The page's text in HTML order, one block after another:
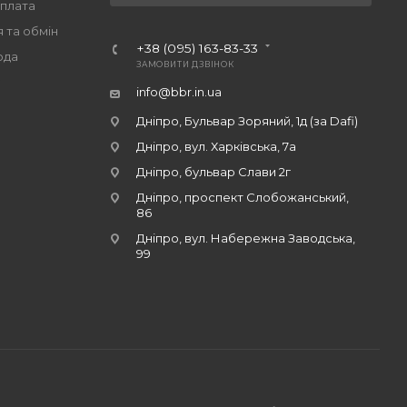
обмін
+38 (095) 163-83-33
ЗАМОВИТИ ДЗВІНОК
info@bbr.in.ua
Дніпро, Бульвар Зоряний, 1д (за Dafi)
Дніпро, вул. Харківська, 7а
Дніпро, бульвар Слави 2г
Дніпро, проспект Слобожанський,
86
Дніпро, вул. Набережна Заводська,
99